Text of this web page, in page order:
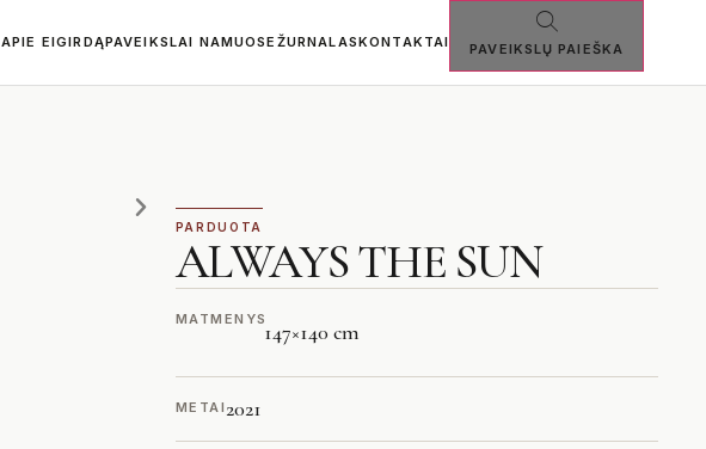
APIE EIGIRDĄPAVEIKSLAI NAMUOSE ŽURNALASKONTAKTAI PAVEIKSLŲ PAIEŠKA
PARDUOTA
ALWAYS THE SUN
MATMENYS147×140 cm
METAI 2021